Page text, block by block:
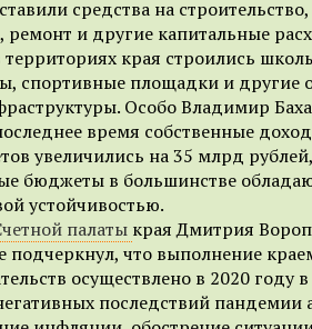
средства на строительство,
ремонт и другие капитальные
края строились
спортивные площадки и другие
Особо Владимир
время собственные
увеличились на 35 млрд
бюджеты в большинстве
устойчивостью.
палаты края Дмитрия
подчеркнул, что выполнение
осуществлено в 2020 году
последствий пандемии